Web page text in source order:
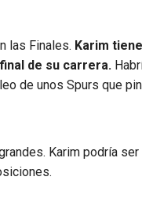
las Finales. Karim
de su carrera.
de unos Spurs que
Karim podría ser